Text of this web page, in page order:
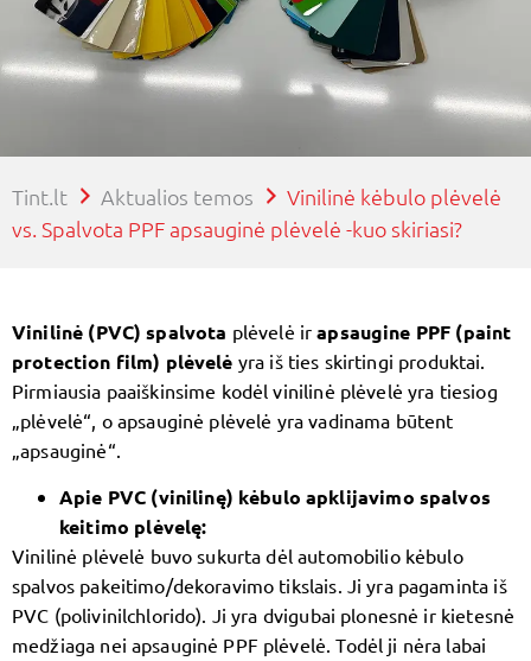
Tint.lt Aktualios temos
Vinilinė kėbulo plėvelė
vs. Spalvota PPF apsauginė plėvelė -kuo skiriasi?
Vinilinė (PVC) spalvota plėvelė irapsaugine PPF (paint
protection film) plėvelė yra iš ties skirtingi produktai.
Pirmiausia paaiškinsime kodėl vinilinė plėvelė yra tiesiog
„plėvelė“, o apsauginė plėvelė yra vadinama būtent
„apsauginė“.
Apie PVC (vinilinę) kėbulo apklijavimo spalvos
keitimo plėvelę:
Vinilinė plėvelė buvo sukurta dėl automobilio kėbulo
spalvos pakeitimo/dekoravimo tikslais. Ji yra pagaminta iš
PVC (polivinilchlorido). Ji yra dvigubai plonesnė ir kietesnė
medžiaga nei apsauginė PPF plėvelė. Todėl ji nėra labai